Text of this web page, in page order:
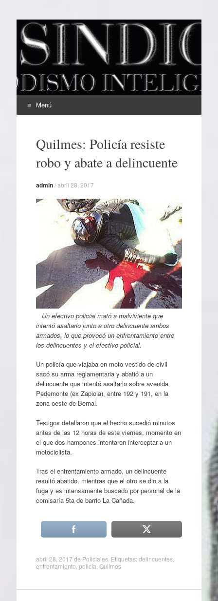
EL SINDICAL
Periodismo Inteligente
Menú
contenidoQuilmes: Policía resiste
robo y abate a delincuente
admin/abril 28, 2017
Un efectivo policial mató a malviviente que
intentó asaltarlo junto a otro delincuente ambos
armados, lo que provocó un enfrentamiento entre
los delincuentes y el efectivo policial.
Un policía que viajaba en moto vestido de civil
sacó su arma reglamentaria y abatió a un
delincuente que intentó asaltarlo sobre avenida
Pedemonte (ex Zapiola), entre 192 y 191, en la
zona oeste de Bernal.
Testigos detallaron que el hecho sucedió minutos
antes de las 12 horas de este viernes, momento en
el que dos hampones intentaron interceptar a un
motociclista.
Tras el enfrentamiento armado, un delincuente
resultó abatido, mientras que el otro se dio a la
fuga y es intensamente buscado por personal de la
comisaría 5ta de barrio La Cañada.
abril 28, 2017 de Policiales. Etiquetas:delincuentes,
enfrentamiento policía Quilmes